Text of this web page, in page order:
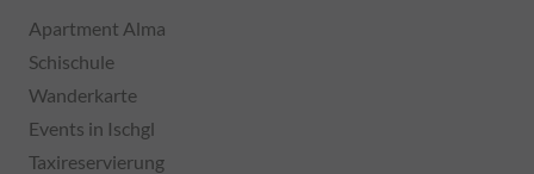
Apartment Alma
Schischule
Wanderkarte
Events in Ischgl
Taxireservierung